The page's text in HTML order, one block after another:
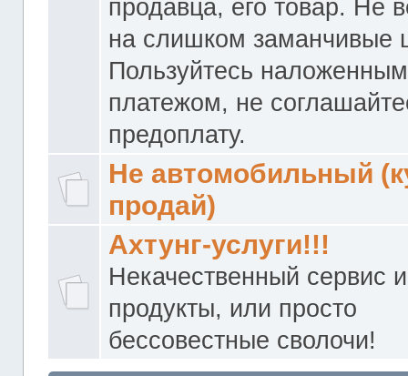
продавца, его товар. Не
на слишком заманчивые
Пользуйтесь наложенным
платежом, не
предоплату.
Не автомобильный
продай)
Ахтунг-услуги!!!
Некачественный сервис и
продукты, или просто
бессовестные сволочи!